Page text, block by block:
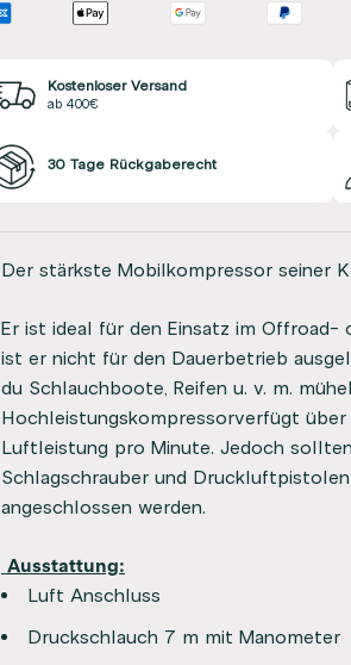
Kostenloser Versand
ab 400€
30 Tage Rückgaberecht
Der stärkste Mobilkompressor seiner
Er ist ideal für den Einsatz im Offroad-
ist er nicht für den Dauerbetrieb
du Schlauchboote, Reifen u. v. m.
Hochleistungskompressorverfügt
Luftleistung pro Minute. Jedoch
Schlagschrauber und
angeschlossen werden.
Ausstattung:
Luft Anschluss
Druckschlauch 7 m mit Manometer